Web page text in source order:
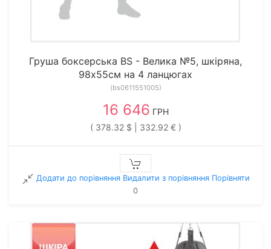
Груша боксерська BS - Велика №5, шкіряна,
98х55см на 4 ланцюгах
(bs0611551005)
16 646 ГРН
( 378.32 $ | 332.92 € )
Додати до порівняння Видалити з порiвняння Порівняти
0